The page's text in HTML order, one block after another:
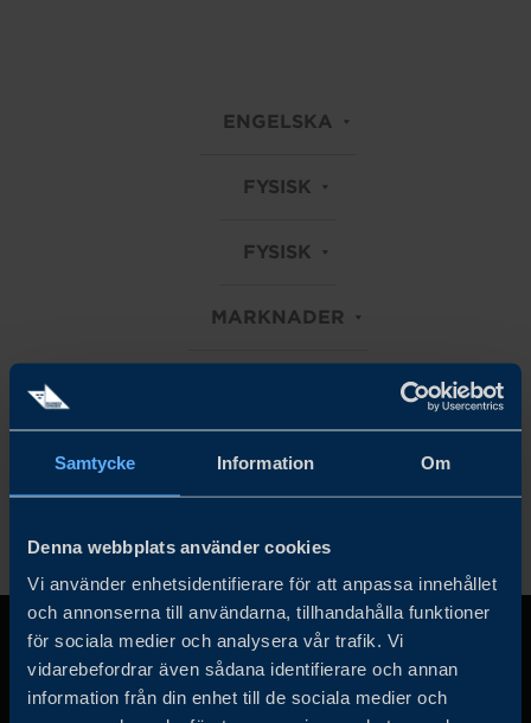
Samtycke Information Om
Denna webbplats använder cookies
Vi använder enhetsidentifierare för att anpassa innehållet
och annonserna till användarna, tillhandahålla funktioner
för sociala medier och analysera vår trafik. Vi
vidarebefordrar även sådana identifierare och annan
information från din enhet till de sociala medier och
ENGELSKA
FYSISK
FYSISK
MARKNADER
Rensa alla filter